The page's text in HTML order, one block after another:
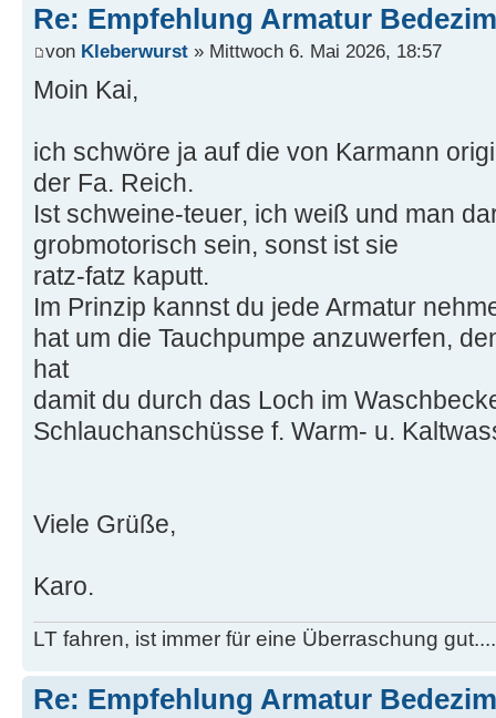
Re: Empfehlung Armatur
von Kleberwurst » Mittwoch 6. Mai 2026, 18:57
Moin Kai,
ich schwöre ja auf die von Karmann
der Fa. Reich.
Ist schweine-teuer, ich weiß und man
grobmotorisch sein, sonst ist sie
ratz-fatz kaputt.
Im Prinzip kannst du jede Armatur
hat um die Tauchpumpe anzuwerfen,
hat
damit du durch das Loch im
Schlauchanschüsse f. Warm- u.
Viele Grüße,
Karo.
LT fahren, ist immer für eine Überraschung
Re: Empfehlung Armatur